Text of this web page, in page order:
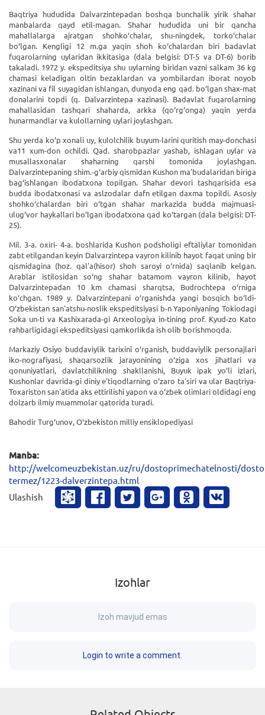
Baqtriya hududida Dalvarzintepadan boshqa bunchalik yirik shahar
manbalarda qayd etil-magan. Shahar hududida uni bir qancha
mahallalarga ajratgan shohko‘chalar, shu-ningdek, torko‘chalar
bo‘lgan. Kengligi 12 m.ga yaqin shoh ko‘chalardan biri badavlat
fuqarolarning uylaridan ikkitasiga (dala belgisi: DT-5 va DT-6) borib
takaladi. 1972 y. ekspeditsiya shu uylarning biridan vazni salkam 36 kg
chamasi keladigan oltin bezaklardan va yombilardan iborat noyob
xazinani va fil suyagidan ishlangan, dunyoda eng qad. bo‘lgan shax-mat
donalarini topdi (q. Dalvarzintepa xazinasi). Badavlat fuqarolarning
mahallasidan tashqari shaharda, arkka (qo‘rg‘onga) yaqin yerda
hunarmandlar va kulollarning uylari joylashgan.
Shu yerda ko‘p xonali uy, kulolchilik buyum-larini quritish may-donchasi
va11 xum-don ochildi. Qad. sharobpazlar yashab, ishlagan uylar va
musallasxonalar shaharning qarshi tomonida joylashgan.
Dalvarzintepaning shim.-g‘arbiy qismidan Kushon ma'budalaridan biriga
bag‘ishlangan ibodatxona topilgan. Shahar devori tashqarisida esa
budda ibodatxonasi va aslzodalar dafn etilgan daxma topildi. Asosiy
shohko‘chalardan biri o‘tgan shahar markazida budda majmuasi-
ulug‘vor haykallari bo‘lgan ibodatxona qad ko‘targan (dala belgisi: DT-
25).
Mil. 3-a. oxiri- 4-a. boshlarida Kushon podsholigi eftaliylar tomonidan
zabt etilgandan keyin Dalvarzintepa vayron kilinib hayot faqat uning bir
qismidagina (hoz. qal'a(hisor) shoh saroyi o‘rnida) saqlanib kelgan.
Arablar istilosidan so‘ng shahar batamom vayron kilinib, hayot
Dalvarzintepadan 10 km chamasi sharqtsa, Budrochtepa o‘rniga
ko‘chgan. 1989 y. Dalvarzintepani o‘rganishda yangi bosqich bo‘ldi-
O‘zbekistan san'atshu-noslik ekspeditsiyasi b-n Yaponiyaning Tokiodagi
Soka un-ti va Kashixarada-gi Arxeologiya in-tining prof. Kyud-zo Kato
rahbarligidagi ekspeditsiyasi qamkorlikda ish olib borishmoqda.
Markaziy Osiyo buddaviylik tarixini o‘rganish, buddaviylik personajlari
iko-nografiyasi, shaqarsozlik jarayonining o‘ziga xos jihatlari va
qonuniyatlari, davlatchilikning shakllanishi, Buyuk ipak yo‘li izlari,
Kushonlar davrida-gi diniy e'tiqodlarning o‘zaro ta'siri va ular Baqtriya-
Toxariston san'atida aks ettirilishi yapon va o‘zbek olimlari oldidagi eng
dolzarb ilmiy muammolar qatorida turadi.
Bahodir Turg‘unov, O‘zbekiston milliy ensiklopediyasi
Manba:
http://welcomeuzbekistan.uz/ru/dostoprimechatelnosti/
termez/1223-dalverzintepa.html
Ulashish
Izohlar
Izoh mavjud emas
Login to write a comment.